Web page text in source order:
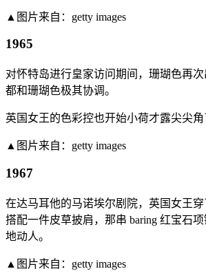
▲图片来自：getty images
1965
对怀特岛进行皇家访问期间，珊瑚色再
都和珊瑚色极其协调。
英国女王的色彩控也开始小荷才露尖尖角
▲图片来自：getty images
1967
在达马耳他的马诺埃尔剧院，英国女王穿
搭配一件皮草披肩，那串 baring 红宝石
地动人。
▲图片来自：getty images